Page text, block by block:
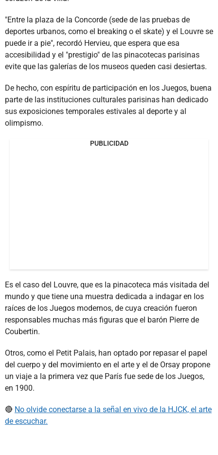
"Entre la plaza de la Concorde (sede de las pruebas de
deportes urbanos, como el breaking o el skate) y el Louvre se
puede ir a pie", recordó Hervieu, que espera que esa
accesibilidad y el "prestigio" de las pinacotecas parisinas
evite que las galerías de los museos queden casi desiertas.
De hecho, con espíritu de participación en los Juegos, buena
parte de las instituciones culturales parisinas han dedicado
sus exposiciones temporales estivales al deporte y al
olimpismo.
PUBLICIDAD
Es el caso del Louvre, que es la pinacoteca más visitada del
mundo y que tiene una muestra dedicada a indagar en los
raíces de los Juegos modernos, de cuya creación fueron
responsables muchas más figuras que el barón Pierre de
Coubertin.
Otros, como el Petit Palais, han optado por repasar el papel
del cuerpo y del movimiento en el arte y el de Orsay propone
un viaje a la primera vez que París fue sede de los Juegos,
en 1900.
🔴 No olvide conectarse a la señal en vivo de la HJCK, el arte
de escuchar.